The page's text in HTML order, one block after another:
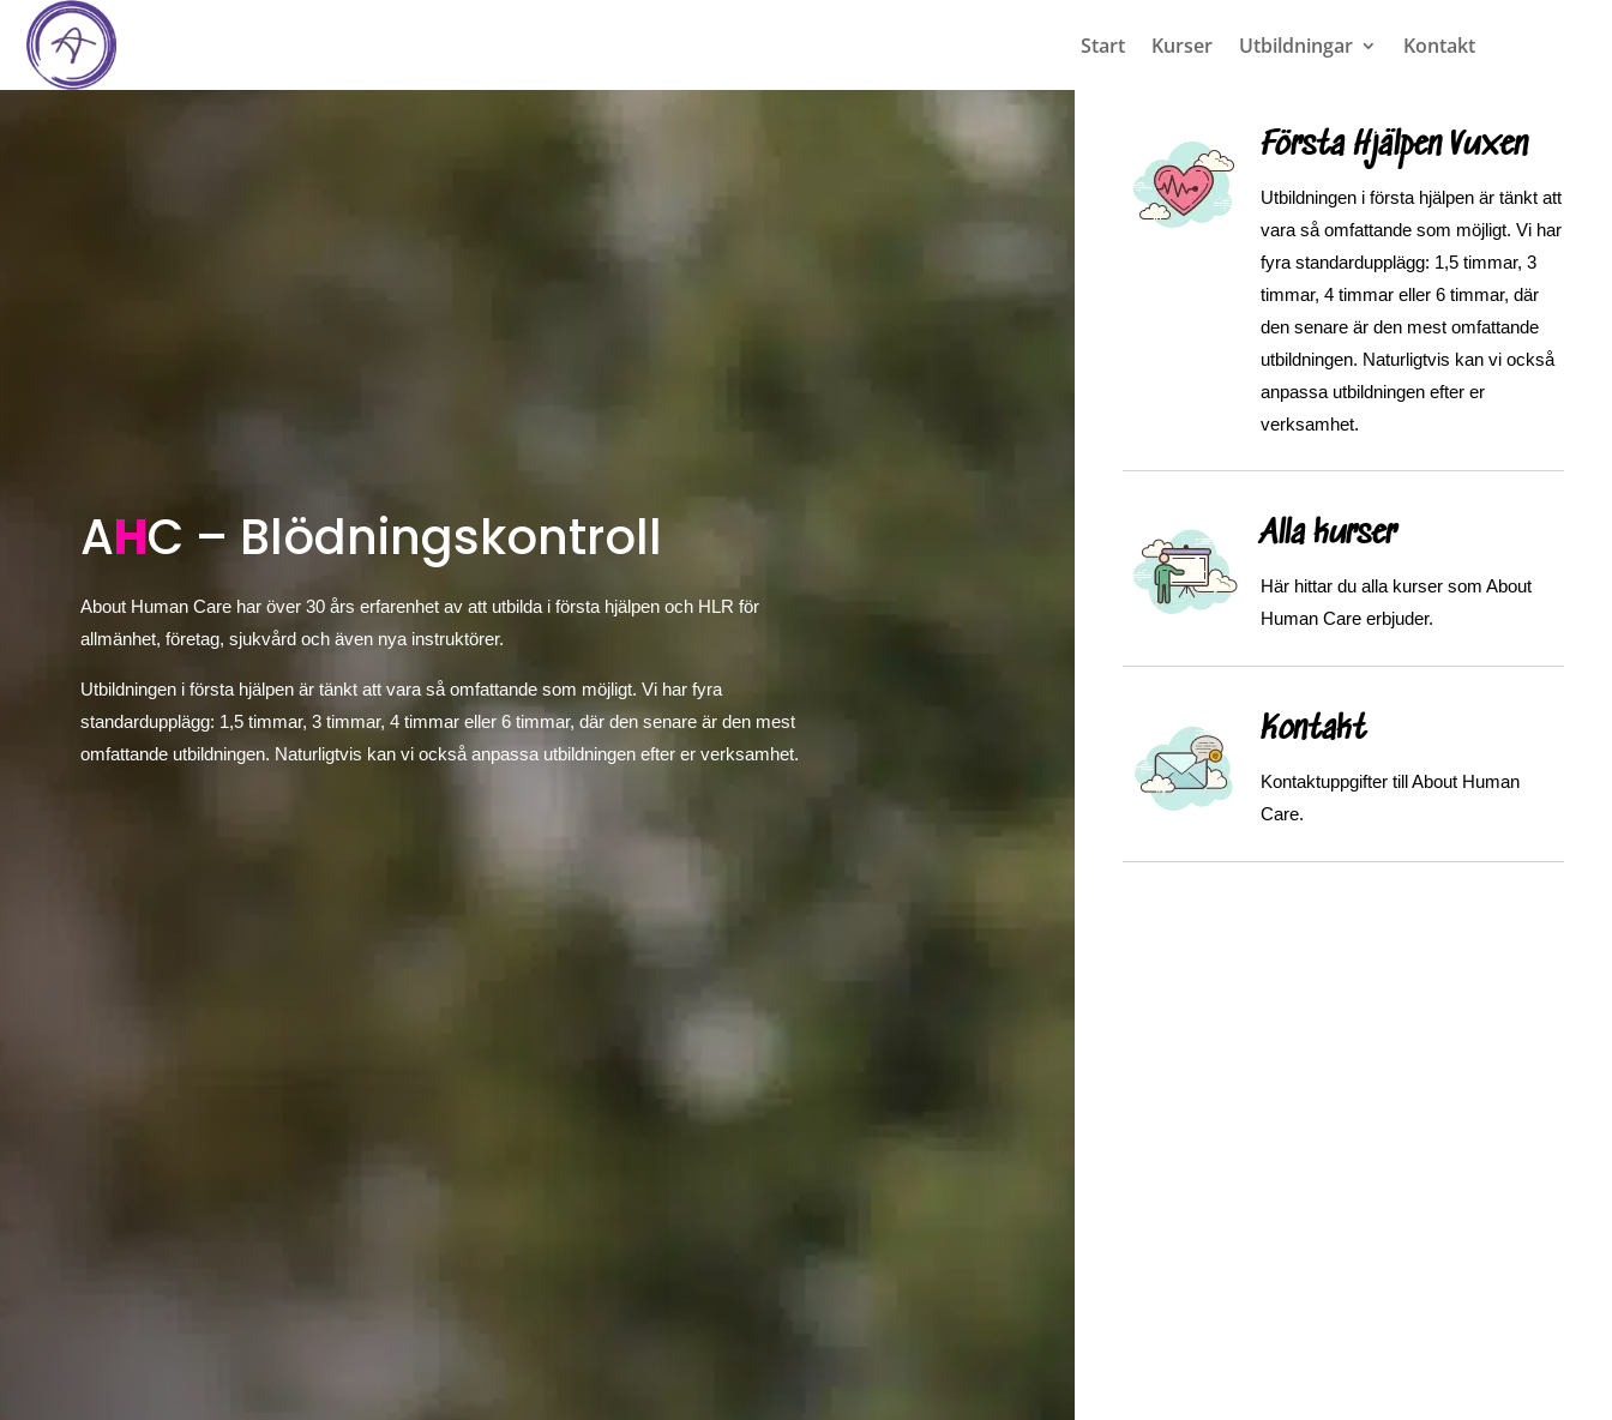
Start Kurser Utbildningar Kontakt
AHC – Blödningskontroll
About Human Care har över 30 års erfarenhet av att utbilda i första hjälpen och HLR för
allmänhet, företag, sjukvård och även nya instruktörer.
Utbildningen i första hjälpen är tänkt att vara så omfattande som möjligt. Vi har fyra
standardupplägg: 1,5 timmar, 3 timmar, 4 timmar eller 6 timmar, där den senare är den mest
omfattande utbildningen. Naturligtvis kan vi också anpassa utbildningen efter er verksamhet.
Första Hjälpen Vuxen
Utbildningen i första hjälpen är tänkt att
vara så omfattande som möjligt. Vi har
fyra standardupplägg: 1,5 timmar, 3
timmar, 4 timmar eller 6 timmar, där
den senare är den mest omfattande
utbildningen. Naturligtvis kan vi också
anpassa utbildningen efter er
verksamhet.
Alla kurser
Här hittar du alla kurser som About
Human Care erbjuder.
Kontakt
Kontaktuppgifter till About Human
Care.